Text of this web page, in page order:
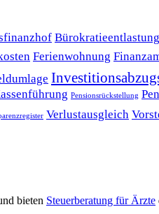
Ferienwohnung
Pensionsrückstellung
Verlustausgleich
bieten Steuerberatung für Ärzte